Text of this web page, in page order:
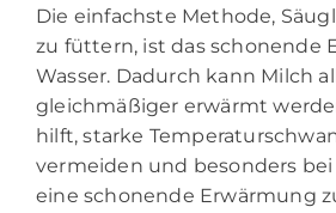
Die einfachste Methode,
zu füttern, ist das schonende
Wasser. Dadurch kann Milch
gleichmäßiger erwärmt
hilft, starke
vermeiden und besonders
eine schonende Erwärmung